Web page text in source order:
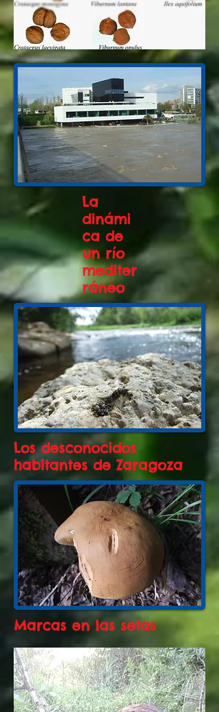
La
dinámi
ca de
un río
mediter
ráneo
Los desconocidos
habitantes de Zaragoza
Marcas en las setas